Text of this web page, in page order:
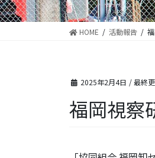
HOME 活動報告
2025年2月4日 / 最終
福岡視察